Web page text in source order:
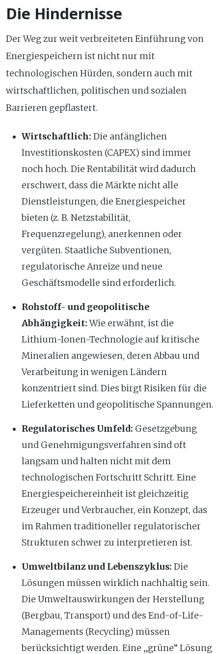
Die Hindernisse
Der Weg zur weit verbreiteten Einführung von
Energiespeichern ist nicht nur mit
technologischen Hürden, sondern auch mit
wirtschaftlichen, politischen und sozialen
Barrieren gepflastert.
Wirtschaftlich: Die anfänglichen
Investitionskosten (CAPEX) sind immer
noch hoch. Die Rentabilität wird dadurch
erschwert, dass die Märkte nicht alle
Dienstleistungen, die Energiespeicher
bieten (z. B. Netzstabilität,
Frequenzregelung), anerkennen oder
vergüten. Staatliche Subventionen,
regulatorische Anreize und neue
Geschäftsmodelle sind erforderlich.
Rohstoff- und geopolitische
Abhängigkeit:Wie erwähnt, ist die
Lithium-Ionen-Technologie auf kritische
Mineralien angewiesen, deren Abbau und
Verarbeitung in wenigen Ländern
konzentriert sind. Dies birgt Risiken für die
Lieferketten und geopolitische Spannungen.
Regulatorisches Umfeld: Gesetzgebung
und Genehmigungsverfahren sind oft
langsam und halten nicht mit dem
technologischen Fortschritt Schritt. Eine
Energiespeichereinheit ist gleichzeitig
Erzeuger und Verbraucher, ein Konzept, das
im Rahmen traditioneller regulatorischer
Strukturen schwer zu interpretieren ist.
Umweltbilanz und Lebenszyklus: Die
Lösungen müssen wirklich nachhaltig sein.
Die Umweltauswirkungen der Herstellung
(Bergbau, Transport) und des End-of-Life-
Managements (Recycling) müssen
berücksichtigt werden. Eine „grüne“ Lösung